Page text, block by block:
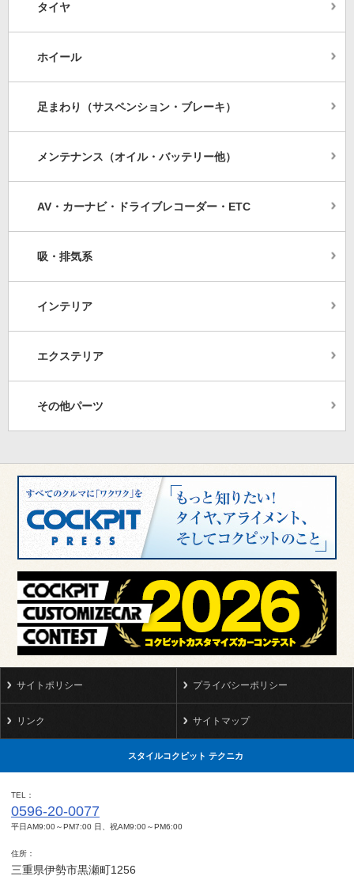
タイヤ
ホイール
足まわり（サスペンション・ブレーキ）
メンテナンス（オイル・バッテリー他）
AV・カーナビ・ドライブレコーダー・ETC
吸・排気系
インテリア
エクステリア
その他パーツ
サイトポリシー プライバシーポリシー
リンク サイトマップ
スタイルコクピット テクニカ
TEL
0596-20-0077
平日AM9:00～PM7:00 日、祝AM9:00～PM6:00
住所
三重県伊勢市黒瀬町1256